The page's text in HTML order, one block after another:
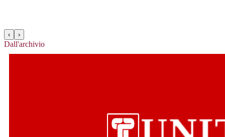
‹ ›
Dall'archivio